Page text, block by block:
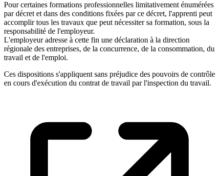
Pour certaines formations professionnelles limitativement énumérées
par décret et dans des conditions fixées par ce décret, l'apprenti peut
accomplir tous les travaux que peut nécessiter sa formation, sous la
responsabilité de l'employeur.
L'employeur adresse à cette fin une déclaration à la direction
régionale des entreprises, de la concurrence, de la consommation, du
travail et de l'emploi.
Ces dispositions s'appliquent sans préjudice des pouvoirs de contrôle
en cours d'exécution du contrat de travail par l'inspection du travail.